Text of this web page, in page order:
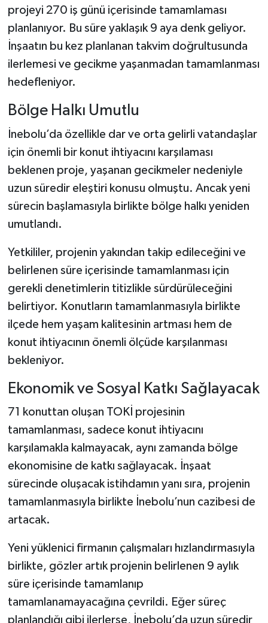
projeyi 270 iş günü içerisinde tamamlaması
planlanıyor. Bu süre yaklaşık 9 aya denk geliyor.
İnşaatın bu kez planlanan takvim doğrultusunda
ilerlemesi ve gecikme yaşanmadan tamamlanması
hedefleniyor.
Bölge Halkı Umutlu
İnebolu’da özellikle dar ve orta gelirli vatandaşlar
için önemli bir konut ihtiyacını karşılaması
beklenen proje, yaşanan gecikmeler nedeniyle
uzun süredir eleştiri konusu olmuştu. Ancak yeni
sürecin başlamasıyla birlikte bölge halkı yeniden
umutlandı.
Yetkililer, projenin yakından takip edileceğini ve
belirlenen süre içerisinde tamamlanması için
gerekli denetimlerin titizlikle sürdürüleceğini
belirtiyor. Konutların tamamlanmasıyla birlikte
ilçede hem yaşam kalitesinin artması hem de
konut ihtiyacının önemli ölçüde karşılanması
bekleniyor.
Ekonomik ve Sosyal Katkı Sağlayacak
71 konuttan oluşan TOKİ projesinin
tamamlanması, sadece konut ihtiyacını
karşılamakla kalmayacak, aynı zamanda bölge
ekonomisine de katkı sağlayacak. İnşaat
sürecinde oluşacak istihdamın yanı sıra, projenin
tamamlanmasıyla birlikte İnebolu’nun cazibesi de
artacak.
Yeni yüklenici firmanın çalışmaları hızlandırmasıyla
birlikte, gözler artık projenin belirlenen 9 aylık
süre içerisinde tamamlanıp
tamamlanamayacağına çevrildi. Eğer süreç
planlandığı gibi ilerlerse, İnebolu’da uzun süredir